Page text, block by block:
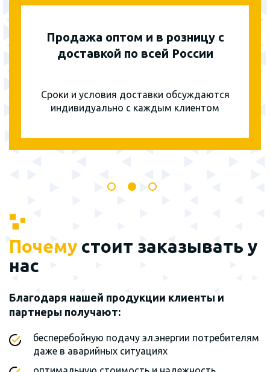
Продажа оптом и в розницу с
доставкой по всей России
Сроки и условия доставки обсуждаются
индивидуально с каждым клиентом
Почему стоит заказывать у
нас
Благодаря нашей продукции клиенты и
партнеры получают:
бесперебойную подачу эл.энергии потребителям
даже в аварийных ситуациях